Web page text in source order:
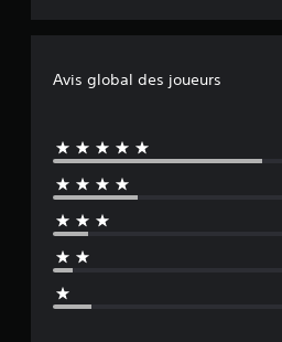
Avis global des joueurs